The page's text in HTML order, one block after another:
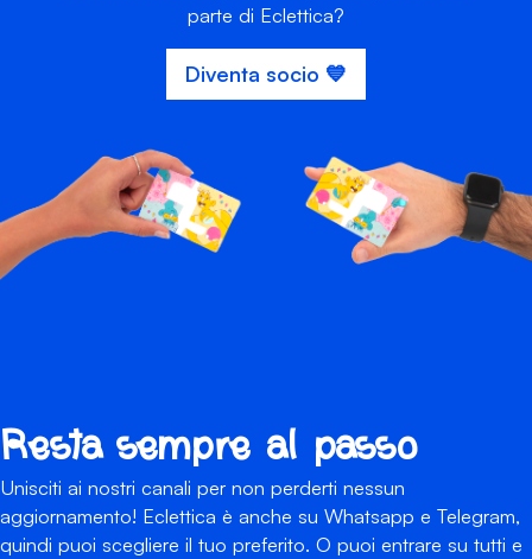
parte di Eclettica?
Diventa socio 💙
Resta sempre al passo
Unisciti ai nostri canali per non perderti nessun
aggiornamento! Eclettica è anche su Whatsapp e Telegram,
quindi puoi scegliere il tuo preferito. O puoi entrare su tutti e